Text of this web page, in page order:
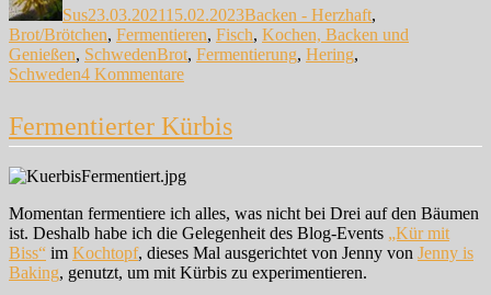
Sus23.03.202115.02.2023Backen - Herzhaft,
Brot/Brötchen, Fermentieren, Fisch, Kochen, Backen und
Genießen, SchwedenSchlagwörter
Brot, Fermentierung, Hering,
Schweden4 Kommentarezu
mit
Surströmming
Fermentierter Kürbis
Momentan fermentiere ich alles, was nicht bei Drei auf den Bäumen
ist. Deshalb habe ich die Gelegenheit des Blog-Events „Kür mit
Biss“ im Kochtopf, dieses Mal ausgerichtet von Jenny von Jenny is
Baking, genutzt, um mit Kürbis zu experimentieren.